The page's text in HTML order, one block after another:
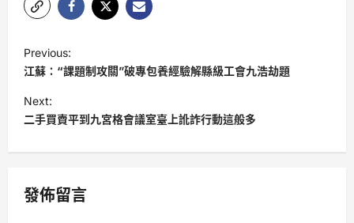
o
s
t
v
Previous:
江蘇：“課題制攻關”破專包養經驗解縣級工會九浩劫題
Next:
二手買賣平到九宮格會議室臺上訛詐行動這般多
發佈留言